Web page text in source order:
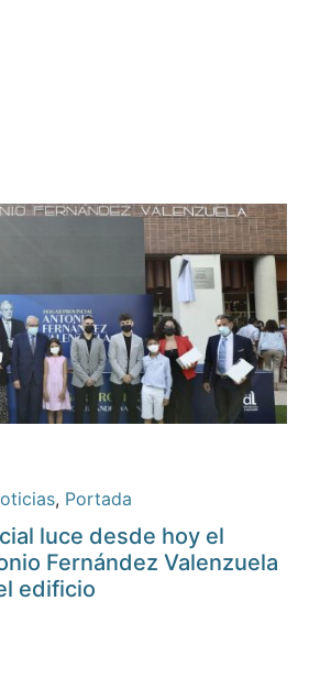
, Portada
luce desde hoy el
Fernández Valenzuela
edificio